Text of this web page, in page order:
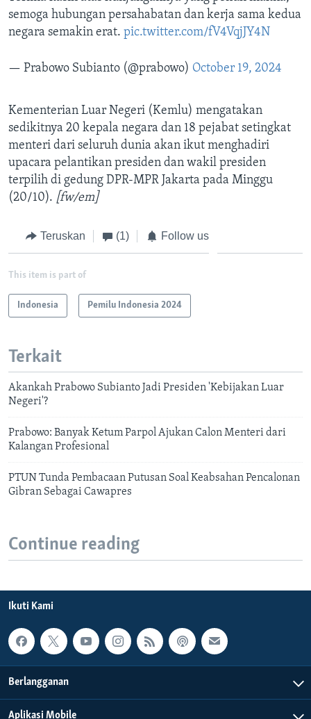
semoga hubungan persahabatan dan kerja sama kedua
negara semakin erat. pic.twitter.com/fV4VqjJY4N
— Prabowo Subianto (@prabowo) October 19, 2024
Kementerian Luar Negeri (Kemlu) mengatakan
sedikitnya 20 kepala negara dan 18 pejabat setingkat
menteri dari seluruh dunia akan ikut menghadiri
upacara pelantikan presiden dan wakil presiden
terpilih di gedung DPR-MPR Jakarta pada Minggu
(20/10). [fw/em]
Teruskan (1) Follow us
This item is part of
Indonesia Pemilu Indonesia 2024
Terkait
Akankah Prabowo Subianto Jadi Presiden 'Kebijakan Luar
Negeri'?
Prabowo: Banyak Ketum Parpol Ajukan Calon Menteri dari
Kalangan Profesional
PTUN Tunda Pembacaan Putusan Soal Keabsahan Pencalonan
Gibran Sebagai Cawapres
Continue reading
Ikuti Kami
Berlangganan
Aplikasi Mobile